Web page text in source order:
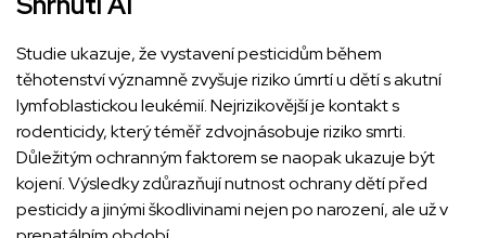
Studie ukazuje, že vystavení pesticidům během
těhotenství významně zvyšuje riziko úmrtí u dětí s akutní
lymfoblastickou leukémií. Nejrizikovější je kontakt s
rodenticidy, který téměř zdvojnásobuje riziko smrti.
Důležitým ochranným faktorem se naopak ukazuje být
kojení. Výsledky zdůrazňují nutnost ochrany dětí před
pesticidy a jinými škodlivinami nejen po narození, ale už v